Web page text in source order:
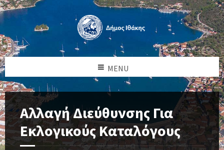
MENU
Αλλαγή Διεύθυνσης Για
Εκλογικούς Καταλόγους